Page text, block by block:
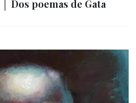
Dos poemas de Gata